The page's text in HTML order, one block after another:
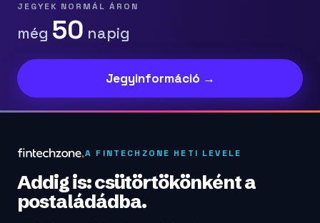
JEGYEK NORMÁL ÁRON
még 50 napig
Jegyinformáció →
A FINTECHZONE HETI LEVELE
Addig is: csütörtökönként a
postaládádba.